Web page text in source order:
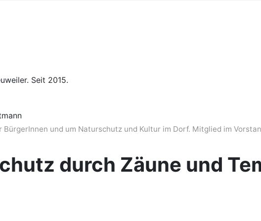
Seit 2015.
BürgerInnen und um Naturschutz und Kultur im Dorf. Mitglied im
durch Zäune und